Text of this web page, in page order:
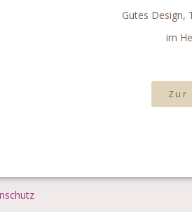
Gutes Design,
im
Zur